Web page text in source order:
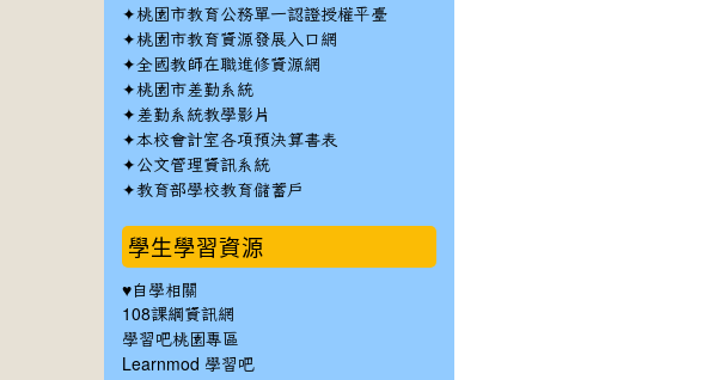
✦桃園市教育公務單一認證授權平臺
✦桃園市教育資源發展入口網
✦全國教師在職進修資源網
✦桃園市差勤系統
✦ 差勤系統教學影片
✦本校會計室各項預決算書表
✦公文管理資訊系統
✦教育部學校教育儲蓄戶
學生學習資源
♥自學相關
108課綱資訊網
學習吧桃園專區
Learnmod 學習吧